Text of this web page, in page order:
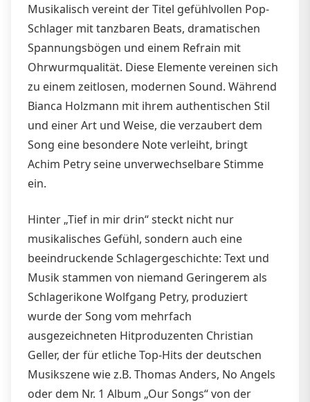
Musikalisch vereint der Titel gefühlvollen Pop-
Schlager mit tanzbaren Beats, dramatischen
Spannungsbögen und einem Refrain mit
Ohrwurmqualität. Diese Elemente vereinen sich
zu einem zeitlosen, modernen Sound. Während
Bianca Holzmann mit ihrem authentischen Stil
und einer Art und Weise, die verzaubert dem
Song eine besondere Note verleiht, bringt
Achim Petry seine unverwechselbare Stimme
ein.
Hinter „Tief in mir drin“ steckt nicht nur
musikalisches Gefühl, sondern auch eine
beeindruckende Schlagergeschichte: Text und
Musik stammen von niemand Geringerem als
Schlagerikone Wolfgang Petry, produziert
wurde der Song vom mehrfach
ausgezeichneten Hitproduzenten Christian
Geller, der für etliche Top-Hits der deutschen
Musikszene wie z.B. Thomas Anders, No Angels
oder dem Nr. 1 Album „Our Songs“ von der